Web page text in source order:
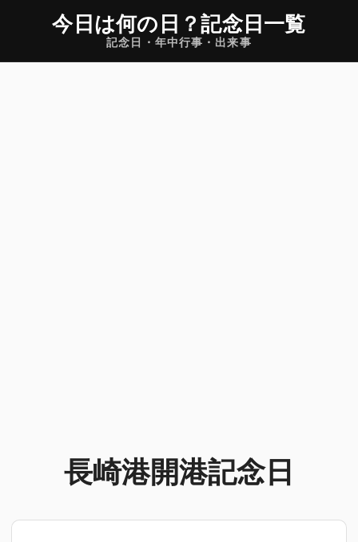
今日は何の日 ？記念日一覧
記念日・年中行事・出来事
長崎港開港記念日